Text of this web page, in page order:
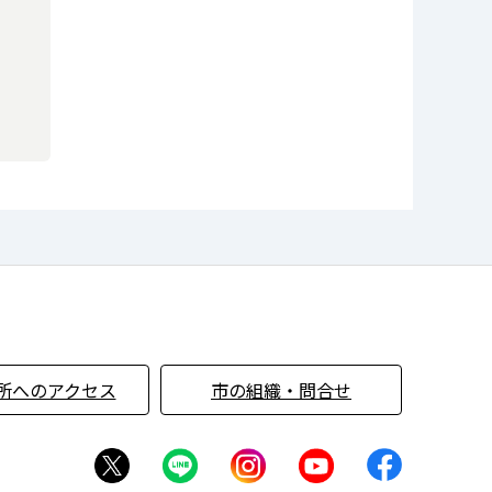
へのアクセス 市の組織・問合せ